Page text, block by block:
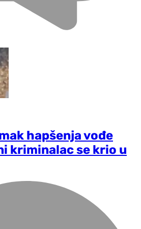
hapšenja vođe
kriminalac se krio u